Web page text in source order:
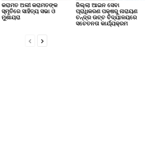
କରାମତ ଅଲୀ କରାମତଙ୍କ
ସ୍ମୃତିରେ ସାହିତ୍ୟ ସଭା ଓ
ମୁଶାୟରା
ଜିଲ୍ଲା ଆଇନ ସେବା
ପ୍ରାଧିକରଣ ପକ୍ଷରୁ ନାରାୟଣ
ଚନ୍ଦ୍ର ଉଚ୍ଚ ବିଦ୍ୟାଳୟରେ
ସଚେତନତା କାର୍ଯ୍ୟକ୍ରମ